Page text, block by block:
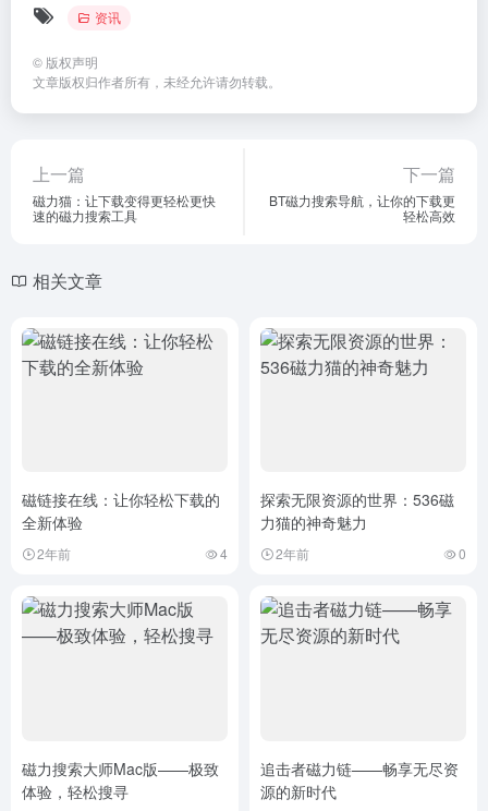
资讯
© 版权声明
文章版权归作者所有，未经允许请勿转载。
上一篇
磁力猫：让下载变得更轻松更快
速的磁力搜索工具
下一篇
BT磁力搜索导航，让你的下载更
轻松高效
相关文章
磁链接在线：让你轻松下载的
全新体验
2年前 4
探索无限资源的世界：536磁
力猫的神奇魅力
2年前 0
磁力搜索大师Mac版——极致
体验，轻松搜寻
追击者磁力链——畅享无尽资
源的新时代